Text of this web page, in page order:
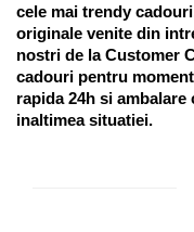
cele mai trendy
originale venite din
nostri de la Customer
cadouri pentru
rapida 24h si
inaltimea situatiei.